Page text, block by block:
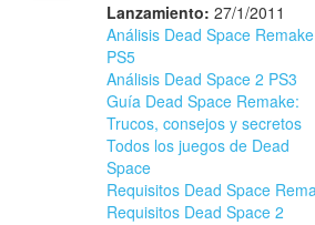
Lanzamiento: 27/1/2011
Análisis Dead Space Remake
PS5
Análisis Dead Space 2 PS3
Guía Dead Space Remake:
Trucos, consejos y secretos
Todos los juegos de Dead
Space
Requisitos Dead Space
Requisitos Dead Space 2